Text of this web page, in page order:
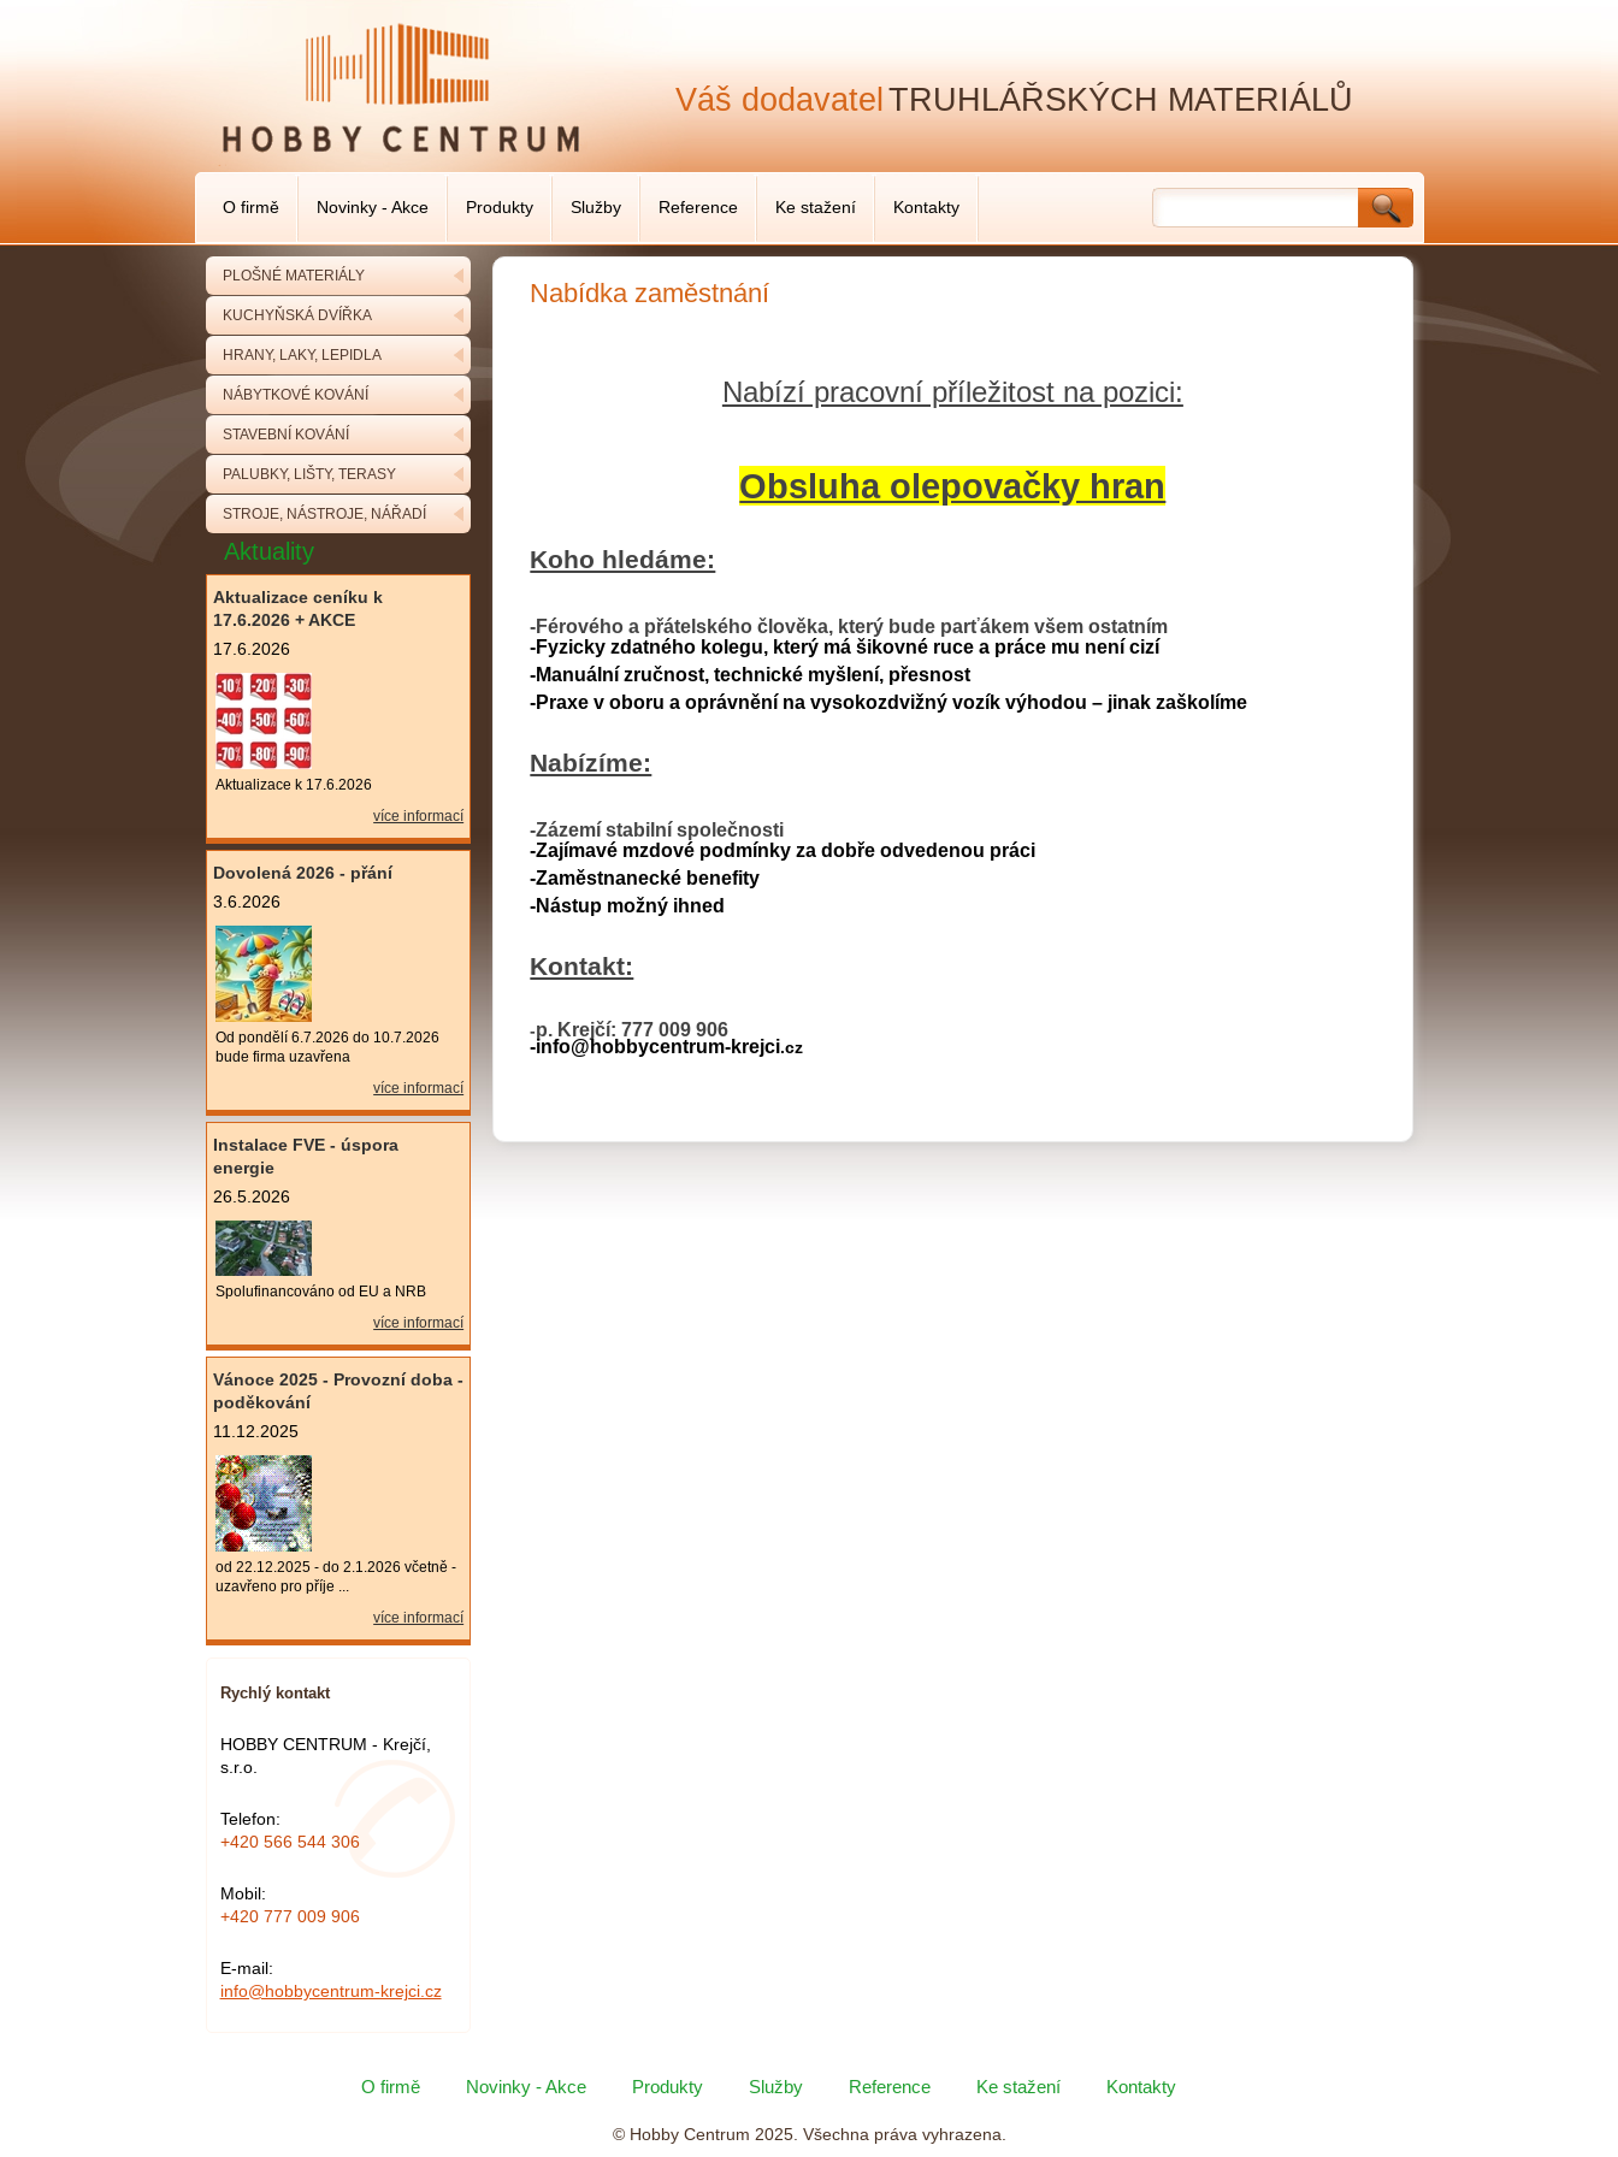
Váš dodavatel TRUHLÁŘSKÝCH MATERIÁLŮ
O firmě Novinky - Akce Produkty Služby Reference Ke stažení Kontakty
PLOŠNÉ MATERIÁLY
KUCHYŇSKÁ DVÍŘKA
HRANY, LAKY, LEPIDLA
NÁBYTKOVÉ KOVÁNÍ
STAVEBNÍ KOVÁNÍ
PALUBKY, LIŠTY, TERASY
STROJE, NÁSTROJE, NÁŘADÍ
Nabídka zaměstnání
Nabízí pracovní příležitost na pozici:
Obsluha olepovačky hran
Koho hledáme:
-Férového a přátelského člověka, který bude parťákem všem ostatním
-Fyzicky zdatného kolegu, který má šikovné ruce a práce mu není cizí
-Manuální zručnost, technické myšlení, přesnost
-Praxe v oboru a oprávnění na vysokozdvižný vozík výhodou – jinak zaškolíme
Nabízíme:
-Zázemí stabilní společnosti
-Zajímavé mzdové podmínky za dobře odvedenou práci
-Zaměstnanecké benefity
-Nástup možný ihned
Kontakt:
-p. Krejčí: 777 009 906
-info@hobbycentrum-krejci.cz
Aktuality
Aktualizace ceníku k
17.6.2026 + AKCE
17.6.2026
Aktualizace k 17.6.2026
více informací
Dovolená 2026 - přání
3.6.2026
Od pondělí 6.7.2026 do 10.7.2026
bude firma uzavřena
více informací
Instalace FVE - úspora
energie
26.5.2026
Spolufinancováno od EU a NRB
více informací
Vánoce 2025 - Provozní doba -
poděkování
11.12.2025
od 22.12.2025 - do 2.1.2026 včetně -
uzavřeno pro příje ...
více informací
Rychlý kontakt
HOBBY CENTRUM - Krejčí,
s.r.o.
Telefon:
+420 566 544 306
Mobil:
+420 777 009 906
E-mail:
info@hobbycentrum-krejci.cz
O firmě Novinky - Akce Produkty Služby Reference Ke stažení Kontakty
© Hobby Centrum 2025. Všechna práva vyhrazena.